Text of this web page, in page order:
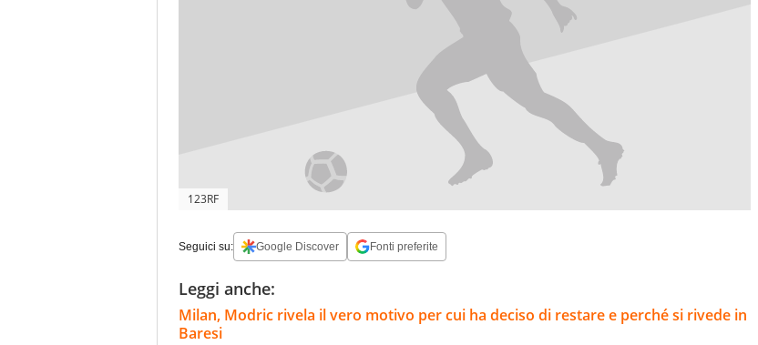
123RF
Seguici su: Google Discover Fonti preferite
Leggi anche:
Milan, Modric rivela il vero motivo per cui ha deciso di restare e perché si rivede in
Baresi